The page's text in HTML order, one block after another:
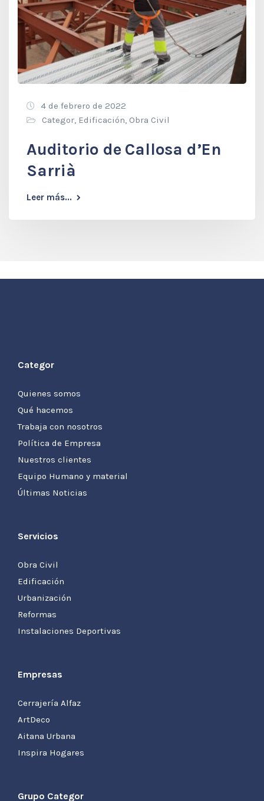
4 de febrero de 2022
Categor, Edificación, Obra Civil
Auditorio de Callosa d’En
Sarrià
Leer más...
Categor
Quienes somos
Qué hacemos
Trabaja con nosotros
Política de Empresa
Nuestros clientes
Equipo Humano y material
Últimas Noticias
Servicios
Obra Civil
Edificación
Urbanización
Reformas
Instalaciones Deportivas
Empresas
Cerrajería Alfaz
ArtDeco
Aitana Urbana
Inspira Hogares
Grupo Categor